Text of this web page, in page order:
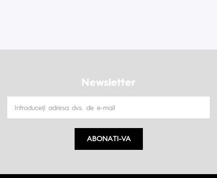
Newsletter
ABONATI-VA